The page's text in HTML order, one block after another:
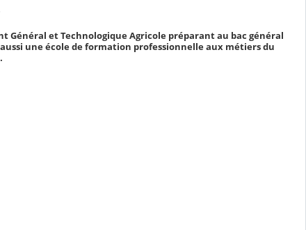
Général et Technologique Agricole préparant au bac général
une école de formation professionnelle aux métiers du